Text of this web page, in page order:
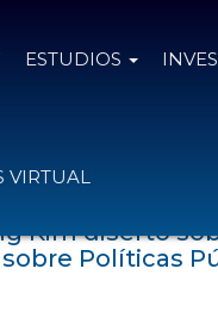
ESTUDIOS
VIRTUAL
Kim disertó
Políticas